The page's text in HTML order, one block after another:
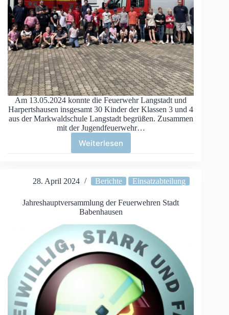
Am 13.05.2024 konnte die Feuerwehr Langstadt und
Harpertshausen insgesamt 30 Kinder der Klassen 3 und 4
aus der Markwaldschule Langstadt begrüßen. Zusammen
mit der Jugendfeuerwehr…
Weiterlesen
Projekttag
der
2024
28. April 2024 Berichte Einsatzabteilung
Jahreshauptversammlung der Feuerwehren Stadt
Babenhausen